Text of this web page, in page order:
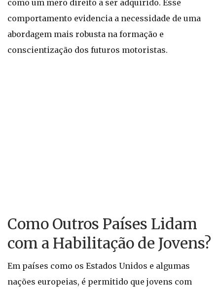
como um mero direito a ser adquirido. Esse
comportamento evidencia a necessidade de uma
abordagem mais robusta na formação e
conscientização dos futuros motoristas.
Como Outros Países Lidam
com a Habilitação de Jovens?
Em países como os Estados Unidos e algumas
nações europeias, é permitido que jovens com